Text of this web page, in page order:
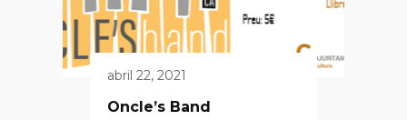
abril 22, 2021
Oncle’s Band